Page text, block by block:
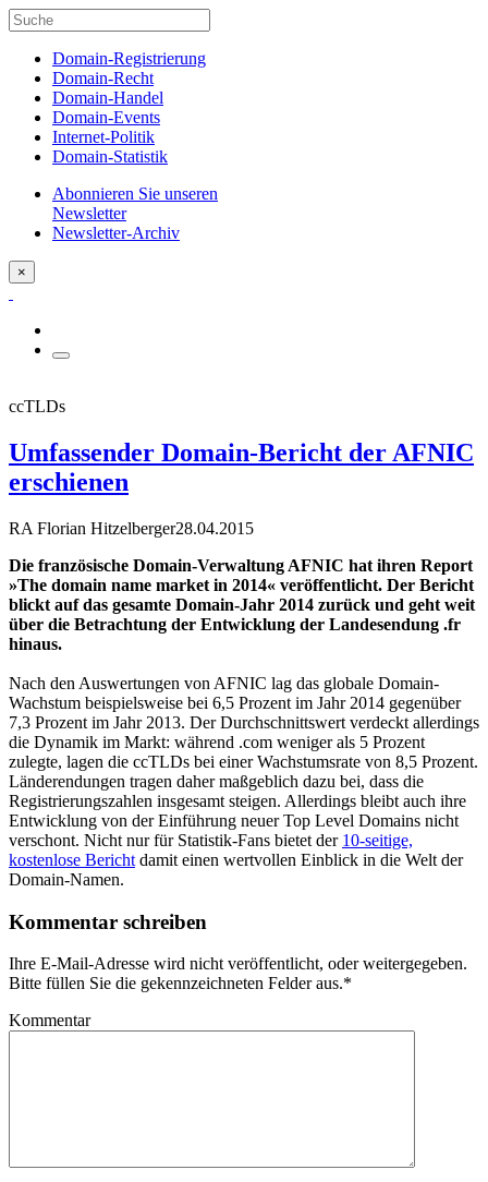
Domain-Registrierung
Domain-Recht
Domain-Handel
Domain-Events
Internet-Politik
Domain-Statistik
Abonnieren Sie unseren
Newsletter
Newsletter-Archiv
×
ccTLDs
Umfassender Domain-Bericht der AFNIC
erschienen
RA Florian Hitzelberger28.04.2015
Die französische Domain-Verwaltung AFNIC hat ihren Report
»The domain name market in 2014« veröffentlicht. Der Bericht
blickt auf das gesamte Domain-Jahr 2014 zurück und geht weit
über die Betrachtung der Entwicklung der Landesendung .fr
hinaus.
Nach den Auswertungen von AFNIC lag das globale Domain-
Wachstum beispielsweise bei 6,5 Prozent im Jahr 2014 gegenüber
7,3 Prozent im Jahr 2013. Der Durchschnittswert verdeckt allerdings
die Dynamik im Markt: während .com weniger als 5 Prozent
zulegte, lagen die ccTLDs bei einer Wachstumsrate von 8,5 Prozent.
Länderendungen tragen daher maßgeblich dazu bei, dass die
Registrierungszahlen insgesamt steigen. Allerdings bleibt auch ihre
Entwicklung von der Einführung neuer Top Level Domains nicht
verschont. Nicht nur für Statistik-Fans bietet der 10-seitige,
kostenlose Bericht damit einen wertvollen Einblick in die Welt der
Domain-Namen.
Kommentar schreiben
Ihre E-Mail-Adresse wird nicht veröffentlicht, oder weitergegeben.
Bitte füllen Sie die gekennzeichneten Felder aus.*
Kommentar